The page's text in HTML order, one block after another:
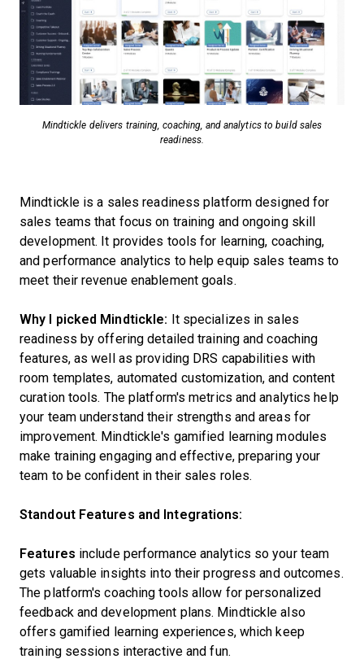
Mindtickle delivers training, coaching, and analytics to build sales
readiness.
Mindtickle is a sales readiness platform designed for
sales teams that focus on training and ongoing skill
development. It provides tools for learning, coaching,
and performance analytics to help equip sales teams to
meet their revenue enablement goals.
Why I picked Mindtickle: It specializes in sales
readiness by offering detailed training and coaching
features, as well as providing DRS capabilities with
room templates, automated customization, and content
curation tools. The platform's metrics and analytics help
your team understand their strengths and areas for
improvement. Mindtickle's gamified learning modules
make training engaging and effective, preparing your
team to be confident in their sales roles.
Standout Features and Integrations:
Features include performance analytics so your team
gets valuable insights into their progress and outcomes.
The platform's coaching tools allow for personalized
feedback and development plans. Mindtickle also
offers gamified learning experiences, which keep
training sessions interactive and fun.